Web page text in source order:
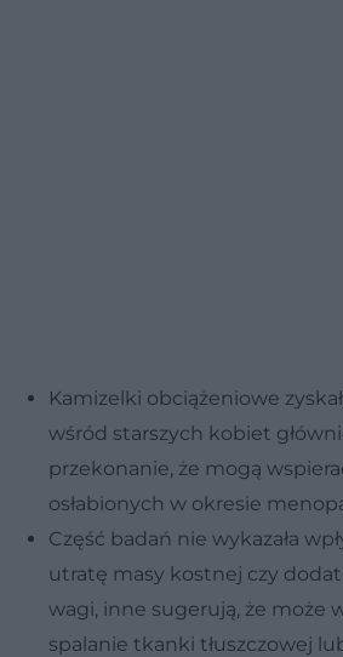
Kamizelki obciążeniowe
wśród starszych kobiet
przekonanie, że mogą
osłabionych w okresie
Część badań nie wykazała
utratę masy kostnej czy
wagi, inne sugerują, że może
spalanie tkanki tłuszczowej